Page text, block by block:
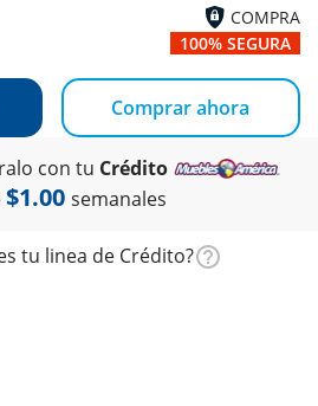
COMPRA
100% SEGURA
Comprar ahora
con tu Crédito
$1.00 semanales
tu linea de Crédito?